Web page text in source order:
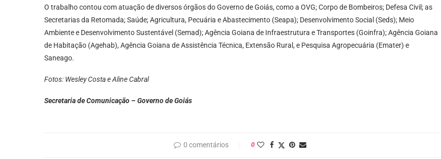
O trabalho contou com atuação de diversos órgãos do Governo de Goiás, como a OVG; Corpo de Bombeiros; Defesa Civil; as
Secretarias da Retomada; Saúde; Agricultura, Pecuária e Abastecimento (Seapa); Desenvolvimento Social (Seds); Meio
Ambiente e Desenvolvimento Sustentável (Semad); Agência Goiana de Infraestrutura e Transportes (Goinfra); Agência Goiana
de Habitação (Agehab), Agência Goiana de Assistência Técnica, Extensão Rural, e Pesquisa Agropecuária (Emater) e
Saneago.
Fotos: Wesley Costa e Aline Cabral
Secretaria de Comunicação – Governo de Goiás
0 comentários 0